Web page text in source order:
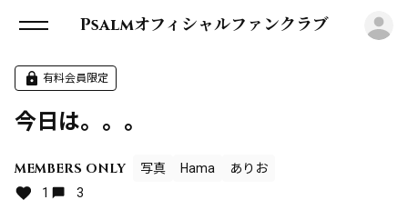
Psalmオフィシャルファンクラブ
有料会員限定
今日は。。。
MEMBERS ONLY 写真 Hama
ありお
1
3